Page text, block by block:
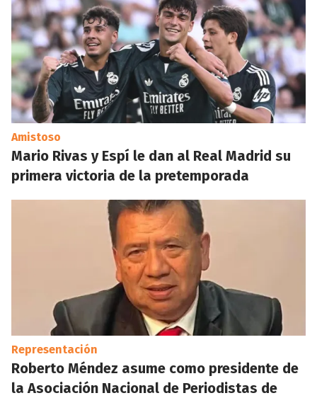
Amistoso
Mario Rivas y Espí le dan al Real Madrid su
primera victoria de la pretemporada
Representación
Roberto Méndez asume como presidente de
la Asociación Nacional de Periodistas de